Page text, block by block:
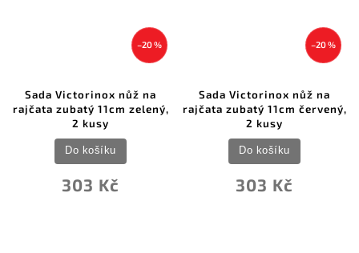
–20 %
Victorinox nůž na
zubatý 11cm zelený,
2 kusy
303 Kč
Do košíku
–20 %
Sada Victorinox nůž na
rajčata zubatý 11cm červený,
2 kusy
303 Kč
Do košíku